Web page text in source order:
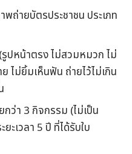
ถ่ายบัตรประชาชน ประเภท
ปหน้าตรง ไม่สวมหมวก ไม่
ไม่ยิ้มเห็นฟัน ถ่ายไว้ไม่เกิน
ว่า 3 กิจกรรม (ไม่เป็น
ะเวลา 5 ปี ที่ได้รับใบ